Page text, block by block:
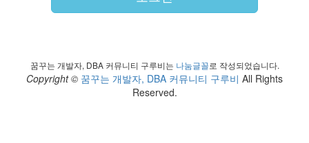
꿈꾸는 개발자, DBA 커뮤니티 구루비는 나눔글꼴로 작성되었습니다.
Copyright © 꿈꾸는 개발자, DBA 커뮤니티 구루비 All Rights
Reserved.